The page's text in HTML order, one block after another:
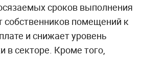
сроков выполнения
собственников помещений к
и снижает уровень
в секторе. Кроме того,